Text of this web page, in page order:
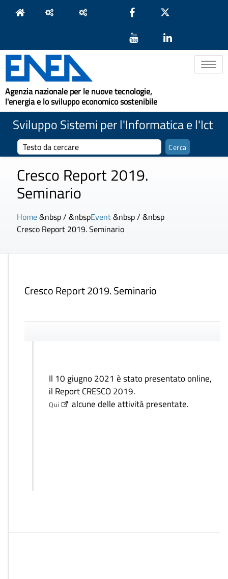
Toggle
Agenzia nazionale per le nuove tecnologie,
l'energia e lo sviluppo economico sostenibile
Sviluppo Sistemi per l'Informatica e l'Ict
Cresco Report 2019.
Seminario
Home&nbsp / &nbspEvent&nbsp / &nbsp
Cresco Report 2019. Seminario
Cresco Report 2019. Seminario
Il 10 giugno 2021 è stato presentato online,
il Report CRESCO 2019.
Qui alcune delle attività presentate.